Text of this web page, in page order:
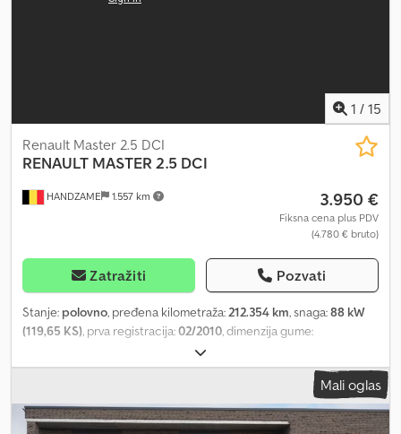
1 / 15
HANDZAME 1.557 km
Renault Master 2.5 DCI
RENAULT MASTER 2.5 DCI
3.950 €
Fiksna cena plus PDV
(4.780 € bruto)
Zatražiti Pozvati
Stanje: polovno, pređena kilometraža: 212.354 km, snaga:88 kW
(119,65 KS) , prva registracija:02/2010 , dimenzija gume:
, konfiguracija osovina:
rastojanje:4.050 mm, boja:narandžasta, tip prenosa:mehanički,
, suspencija:čelik
Godina proizvodnje:2010, Oprema:električno podešavanje
prozora, vučna spojnica prikolice, Dimenzija pneumatika:
Mali oglas